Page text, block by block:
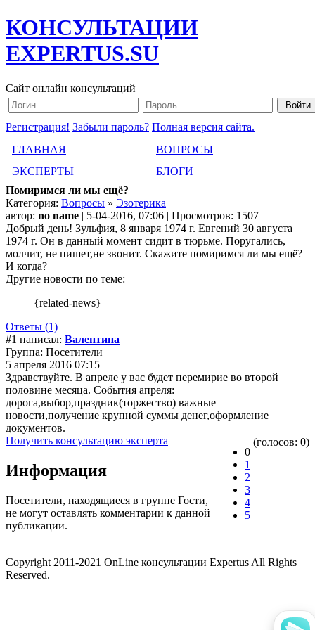
КОНСУЛЬТАЦИИ
EXPERTUS.SU
Сайт онлайн консультаций
Регистрация! Забыли пароль? Полная версия сайта.
ГЛАВНАЯ
ВОПРОСЫ
ЭКСПЕРТЫ
БЛОГИ
Помиримся ли мы ещё?
Категория: Вопросы » Эзотерика
автор: no name | 5-04-2016, 07:06 | Просмотров: 1507
Добрый день! Зульфия, 8 января 1974 г. Евгений 30 августа
1974 г. Он в данный момент сидит в тюрьме. Поругались,
молчит, не пишет,не звонит. Скажите помиримся ли мы ещё?
И когда?
Другие новости по теме:
{related-news}
Ответы (1)
#1 написал: Валентина
Группа: Посетители
5 апреля 2016 07:15
Здравствуйте. В апреле у вас будет перемирие во второй
половине месяца. События апреля:
дорога,выбор,праздник(торжество) важные
новости,получение крупной суммы денег,оформление
документов.
Получить консультацию эксперта
0
1
2
3
4
5
(голосов: 0)
Информация
Посетители, находящиеся в группе Гости,
не могут оставлять комментарии к данной
публикации.
Copyright 2011-2021 OnLine консультации Expertus All Rights
Reserved.